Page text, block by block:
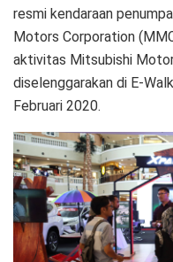
resmi kendaraan
Motors Corporation
aktivitas Mitsubishi
diselenggarakan di E-
Februari 2020.